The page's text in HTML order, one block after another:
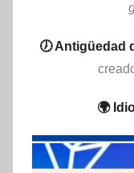
🕖 Antigüedad
🌍